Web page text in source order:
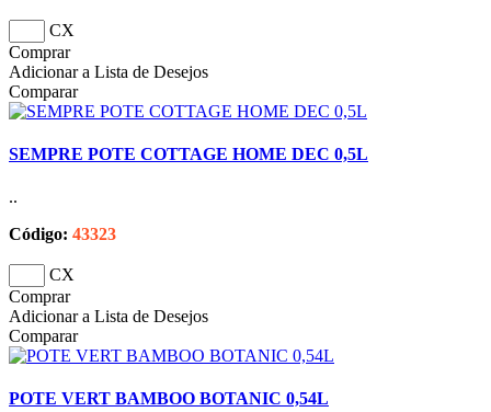
CX
Comprar
Adicionar a Lista de Desejos
Comparar
SEMPRE POTE COTTAGE HOME DEC 0,5L
..
Código: 43323
CX
Comprar
Adicionar a Lista de Desejos
Comparar
POTE VERT BAMBOO BOTANIC 0,54L